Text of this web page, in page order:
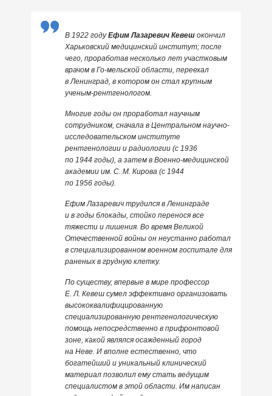
В 1922 годуЕфим Лазаревич Кевешокончил
Харьковский медицинский институт; после
чего, проработав несколько лет участковым
врачом в Го-мельской области, переехал
в Ленинград, в котором он стал крупным
ученым-рентгенологом.
Многие годы он проработал научным
сотрудником, сначала в Центральном научно-
исследовательском институте
рентгенологии и радиологии (с 1936
по 1944 годы), а затем в Военно-медицинской
академии им. С. М. Кирова (с 1944
по 1956 годы).
Ефим Лазаревич трудился в Ленинграде
и в годы блокады, стойко перенося все
тяжести и лишения. Во время Великой
Отечественной войны он неустанно работал
в специализированном военном госпитале для
раненых в грудную клетку.
По существу, впервые в мире профессор
Е. Л. Кевеш сумел эффективно организовать
высококвалифицированную
специализированную рентгенологическую
помощь непосредственно в прифронтовой
зоне, какой являлся осажденный город
на Неве. И вполне естественно, что
богатейший и уникальный клинический
материал позволил ему стать ведущим
специалистом в этой области. Им написан